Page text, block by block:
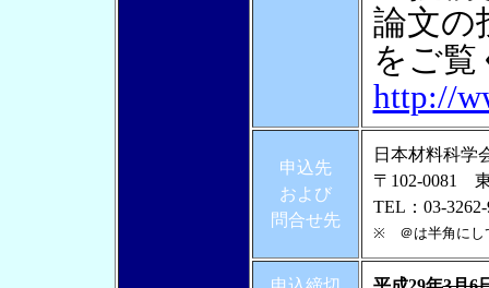
論文の
をご覧
http://
申込先
および
問合せ先
日本材料科学
〒102-0081
TEL：03-
※ ＠は半角にし